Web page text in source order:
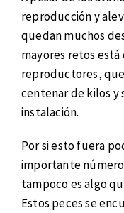
reproducción y
quedan muchos
mayores retos
reproductores,
centenar de kilos y
instalación.
Por si esto fuera
importante
tampoco es algo
Estos peces se